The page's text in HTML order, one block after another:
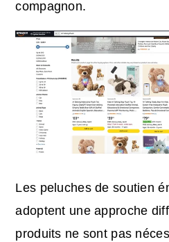
compagnon.
Les peluches de soutien
adoptent une approche
produits ne sont pas